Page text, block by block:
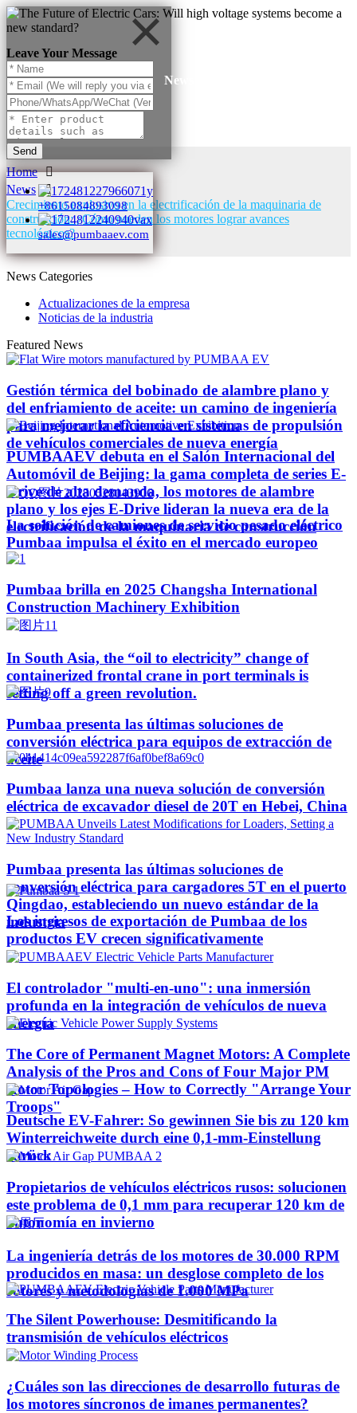
Leave Your Message
Send
+8615084893098
sales@pumbaaev.com
News
Home
News
Crecimiento explosivo en la electrificación de la maquinaria de
construcción: ¿Cómo pueden los motores lograr avances
tecnológicos?
News Categories
Actualizaciones de la empresa
Noticias de la industria
Featured News
Gestión térmica del bobinado de alambre plano y
del enfriamiento de aceite: un camino de ingeniería
para mejorar la eficiencia en sistemas de propulsión
de vehículos comerciales de nueva energía
PUMBAAEV debuta en el Salón Internacional del
Automóvil de Beijing: la gama completa de series E-
Drive de alta demanda, los motores de alambre
plano y los ejes E-Drive lideran la nueva era de la
electrificación de la maquinaria de construcción
La solución de camiones de servicio pesado eléctrico
Pumbaa impulsa el éxito en el mercado europeo
Pumbaa brilla en 2025 Changsha International
Construction Machinery Exhibition
In South Asia, the “oil to electricity” change of
containerized frontal crane in port terminals is
setting off a green revolution.
Pumbaa presenta las últimas soluciones de
conversión eléctrica para equipos de extracción de
aceite
Pumbaa lanza una nueva solución de conversión
eléctrica de excavador diesel de 20T en Hebei, China
Pumbaa presenta las últimas soluciones de
conversión eléctrica para cargadores 5T en el puerto
Qingdao, estableciendo un nuevo estándar de la
industria
Los ingresos de exportación de Pumbaa de los
productos EV crecen significativamente
El controlador "multi-en-uno": una inmersión
profunda en la integración de vehículos de nueva
energía
The Core of Permanent Magnet Motors: A Complete
Analysis of the Pros and Cons of Four Major PM
Rotor Topologies – How to Correctly "Arrange Your
Troops"
Deutsche EV-Fahrer: So gewinnen Sie bis zu 120 km
Winterreichweite durch eine 0,1-mm-Einstellung
zurück
Propietarios de vehículos eléctricos rusos: solucionen
este problema de 0,1 mm para recuperar 120 km de
autonomía en invierno
La ingeniería detrás de los motores de 30.000 RPM
producidos en masa: un desglose completo de los
rotores y metodologías de 1.000 MPa
The Silent Powerhouse: Desmitificando la
transmisión de vehículos eléctricos
¿Cuáles son las direcciones de desarrollo futuras de
los motores síncronos de imanes permanentes?